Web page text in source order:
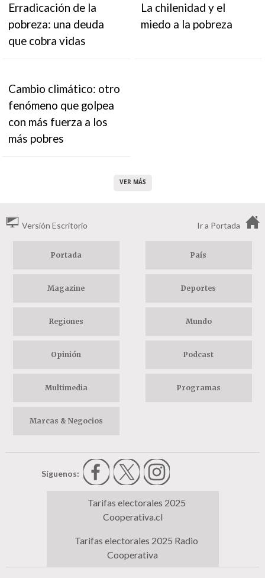
Erradicación de la
pobreza: una deuda
que cobra vidas
La chilenidad y el
miedo a la pobreza
Cambio climático: otro
fenómeno que golpea
con más fuerza a los
más pobres
VER MÁS
Versión Escritorio Ir a Portada
Portada País
Magazine Deportes
Regiones Mundo
Opinión Podcast
Multimedia Programas
Marcas & Negocios
Síguenos:
Tarifas electorales 2025
Cooperativa.cl
Tarifas electorales 2025 Radio
Cooperativa